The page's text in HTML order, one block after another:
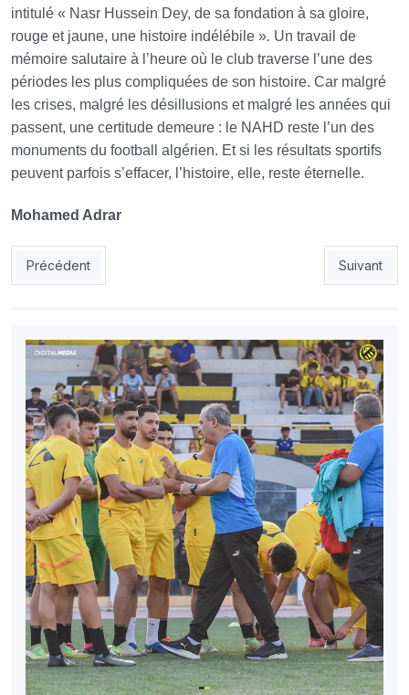
intitulé « Nasr Hussein Dey, de sa fondation à sa gloire,
rouge et jaune, une histoire indélébile ». Un travail de
mémoire salutaire à l’heure où le club traverse l’une des
périodes les plus compliquées de son histoire. Car malgré
les crises, malgré les désillusions et malgré les années qui
passent, une certitude demeure : le NAHD reste l’un des
monuments du football algérien. Et si les résultats sportifs
peuvent parfois s’effacer, l’histoire, elle, reste éternelle.
Mohamed Adrar
Article précédent : MOB : tous les regards tournés vers l’AGEX
Précédent Article
Suivant